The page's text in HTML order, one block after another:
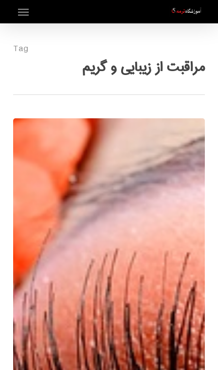
to
content
Menu
Tag
مراقبت از زیبایی و گریم